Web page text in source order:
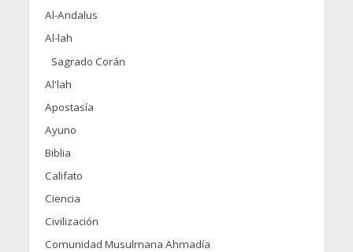
Al-Andalus
Al-lah
Sagrado Corán
Al'lah
Apostasía
Ayuno
Biblia
Califato
Ciencia
Civilización
Comunidad Musulmana Ahmadía